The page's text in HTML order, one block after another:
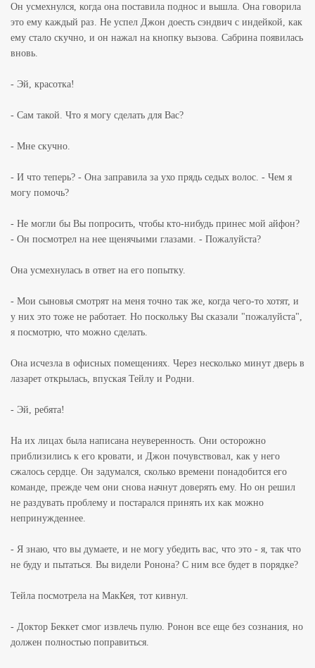
Он усмехнулся, когда она поставила поднос и вышла. Она говорила
это ему каждый раз. Не успел Джон доесть сэндвич с индейкой, как
ему стало скучно, и он нажал на кнопку вызова. Сабрина появилась
вновь.
- Эй, красотка!
- Сам такой. Что я могу сделать для Вас?
- Мне скучно.
- И что теперь? - Она заправила за ухо прядь седых волос. - Чем я
могу помочь?
- Не могли бы Вы попросить, чтобы кто-нибудь принес мой айфон?
- Он посмотрел на нее щенячьими глазами. - Пожалуйста?
Она усмехнулась в ответ на его попытку.
- Мои сыновья смотрят на меня точно так же, когда чего-то хотят, и
у них это тоже не работает. Но поскольку Вы сказали "пожалуйста",
я посмотрю, что можно сделать.
Она исчезла в офисных помещениях. Через несколько минут дверь в
лазарет открылась, впуская Тейлу и Родни.
- Эй, ребята!
На их лицах была написана неуверенность. Они осторожно
приблизились к его кровати, и Джон почувствовал, как у него
сжалось сердце. Он задумался, сколько времени понадобится его
команде, прежде чем они снова начнут доверять ему. Но он решил
не раздувать проблему и постарался принять их как можно
непринужденнее.
- Я знаю, что вы думаете, и не могу убедить вас, что это - я, так что
не буду и пытаться. Вы видели Ронона? С ним все будет в порядке?
Тейла посмотрела на МакКея, тот кивнул.
- Доктор Беккет смог извлечь пулю. Ронон все еще без сознания, но
должен полностью поправиться.